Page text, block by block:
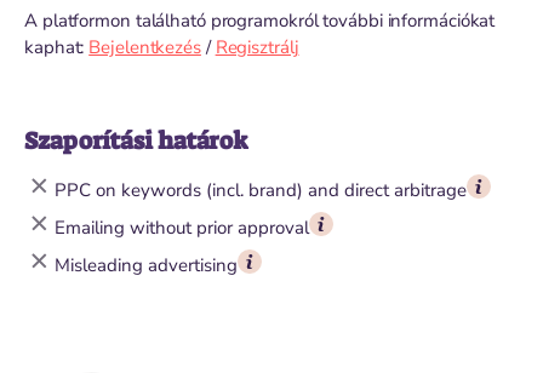
A platformon található programokról további információkat
kaphat: Bejelentkezés/ Regisztrálj
Szaporítási határok
PPC on keywords (incl. brand) and direct arbitrage
Emailing without prior approval
Misleading advertising